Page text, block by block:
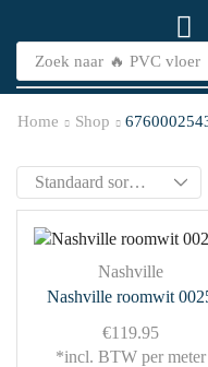
Zoek naar 🔥 PVC vloer
Home Shop
Nashville
Nashville roomwit
€119.95
*incl. BTW per meter